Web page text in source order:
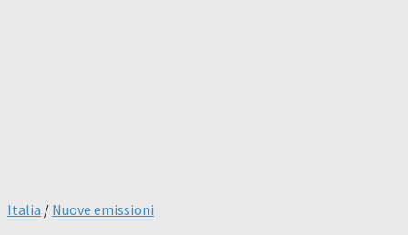
Italia / Nuove emissioni